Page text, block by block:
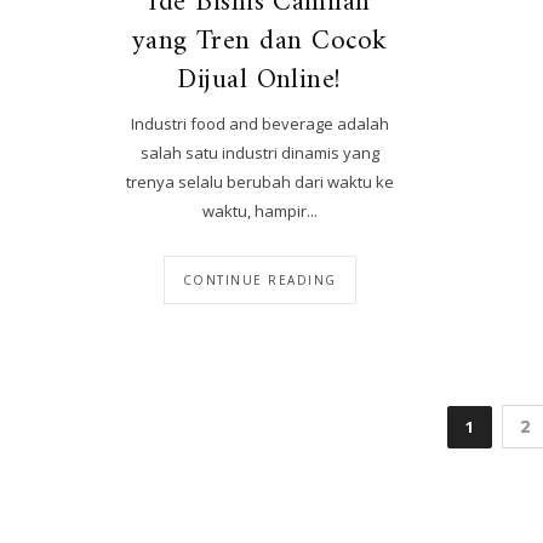
yang Tren dan Cocok
Dijual Online!
Industri food and beverage adalah
salah satu industri dinamis yang
trenya selalu berubah dari waktu ke
waktu, hampir...
CONTINUE READING
1 2